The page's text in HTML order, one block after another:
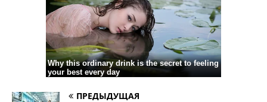
ПРЕДЫДУЩАЯ